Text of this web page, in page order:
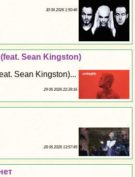
30 06 2026 1:50:46
Sean Kingston)
Sean Kingston)...
29 06 2026 22:39:16
28 06 2026 13:57:49